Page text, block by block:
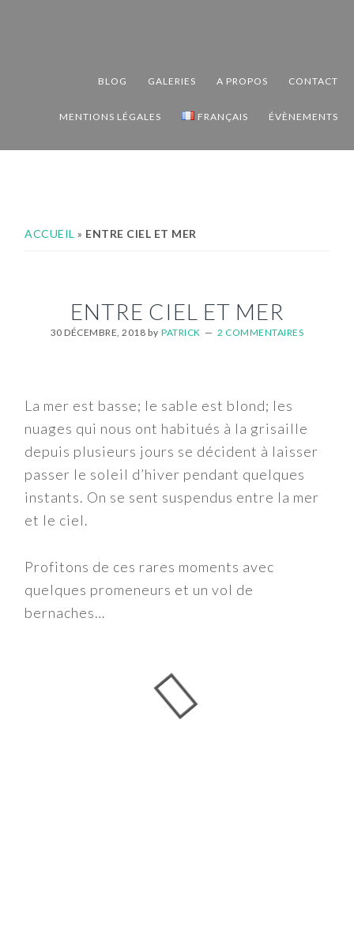
BLOG GALERIES A PROPOS CONTACT
MENTIONS LÉGALES FRANÇAIS ÉVÈNEMENTS
ACCUEIL » ENTRE CIEL ET MER
ENTRE CIEL ET MER
30 DÉCEMBRE, 2018 byPATRICK 2 COMMENTAIRES
La mer est basse; le sable est blond; les
nuages qui nous ont habitués à la grisaille
depuis plusieurs jours se décident à laisser
passer le soleil d’hiver pendant quelques
instants. On se sent suspendus entre la mer
et le ciel.
Profitons de ces rares moments avec
quelques promeneurs et un vol de
bernaches…